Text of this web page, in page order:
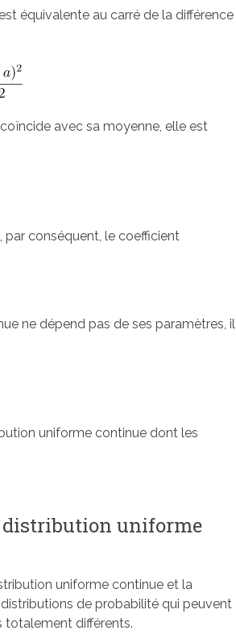
équivalente au carré de la différence
avec sa moyenne, elle est
conséquent, le coefficient
ne dépend pas de ses paramètres, il
uniforme continue dont les
uniforme
uniforme continue et la
distributions de probabilité qui peuvent
totalement différents.